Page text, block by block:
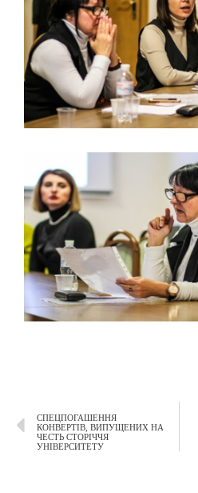
СПЕЦПОГАШЕННЯ
КОНВЕРТІВ, ВИПУЩЕНИХ НА
ЧЕСТЬ СТОРІЧЧЯ
УНІВЕРСИТЕТУ